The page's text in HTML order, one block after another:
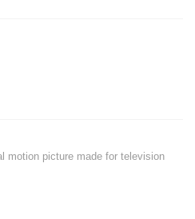
motion picture made for television